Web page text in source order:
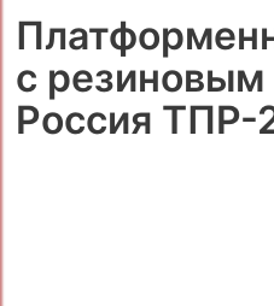
с
Россия ТПР-